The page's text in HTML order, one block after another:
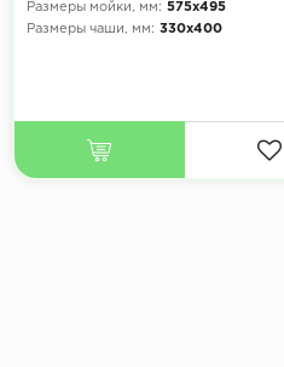
Размеры мойки, мм: 575х495
Размеры чаши, мм: 330х400